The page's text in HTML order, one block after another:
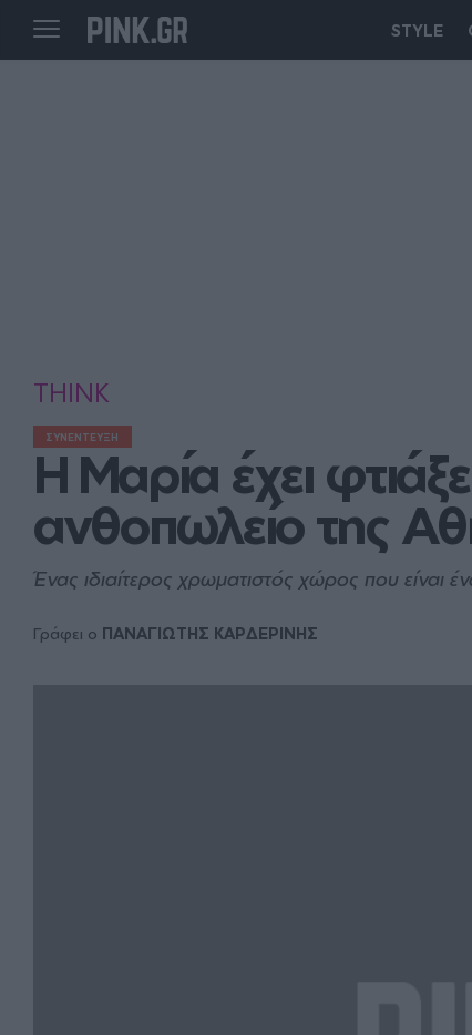
STYLE
THINK
ΣΥΝΕΝΤΕΥΞΗ
Η Μαρία έχει
ανθοπωλείο της
Ένας ιδιαίτερος χρωματιστός χώρος που είναι
Γράφει ο ΠΑΝΑΓΙΩΤΗΣ ΚΑΡΔΕΡΙΝΗΣ